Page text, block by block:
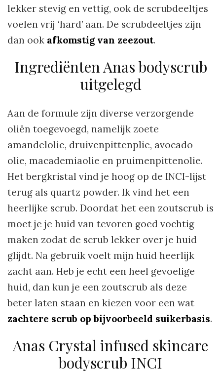
lekker stevig en vettig, ook de scrubdeeltjes
voelen vrij ‘hard’ aan. De scrubdeeltjes zijn
dan ook afkomstig van zeezout.
Ingrediënten Anas bodyscrub
uitgelegd
Aan de formule zijn diverse verzorgende
oliën toegevoegd, namelijk zoete
amandelolie, druivenpittenplie, avocado-
olie, macademiaolie en pruimenpittenolie.
Het bergkristal vind je hoog op de INCI-lijst
terug als quartz powder. Ik vind het een
heerlijke scrub. Doordat het een zoutscrub is
moet je je huid van tevoren goed vochtig
maken zodat de scrub lekker over je huid
glijdt. Na gebruik voelt mijn huid heerlijk
zacht aan. Heb je echt een heel gevoelige
huid, dan kun je een zoutscrub als deze
beter laten staan en kiezen voor een wat
zachtere scrub op bijvoorbeeld suikerbasis.
Anas Crystal infused skincare
bodyscrub INCI